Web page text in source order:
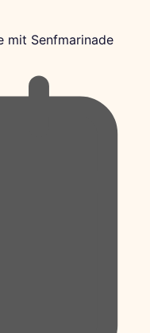
mit Senfmarinade